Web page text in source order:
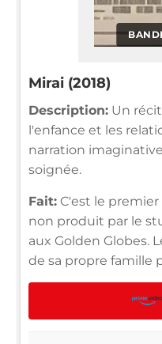
Mirai (2018)
Description: Un
l'enfance et les
narration
soignée.
Fait: C'est le
non produit par le
aux Golden Globes.
de sa propre famille